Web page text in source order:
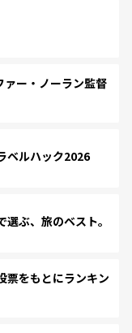
ー・ノーラン監督
ベルハック2026
ぶ、旅のベスト。
をもとにランキン